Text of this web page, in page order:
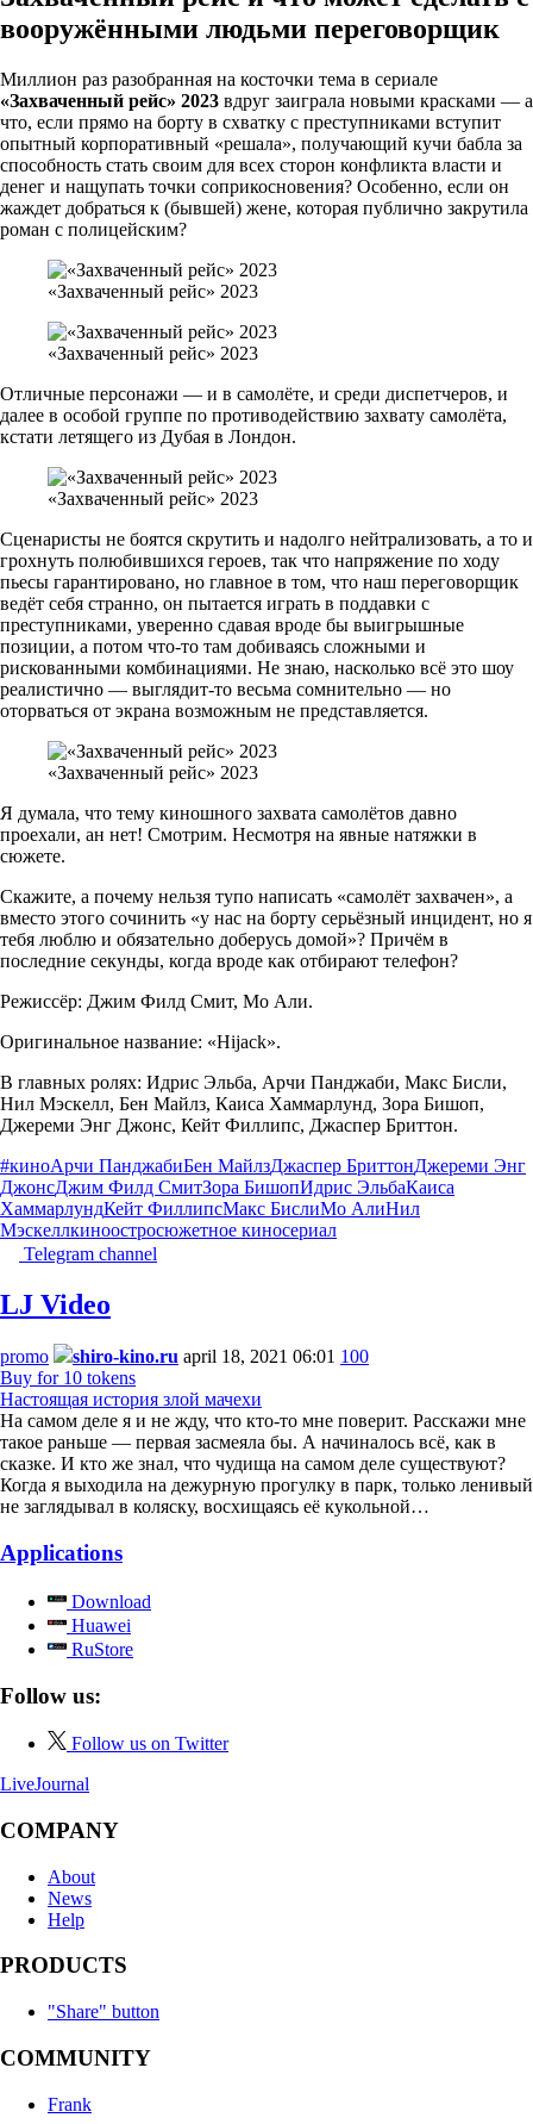
вооружёнными людьми переговорщик
Миллион раз разобранная на косточки тема в сериале
«Захваченный рейс» 2023 вдруг заиграла новыми красками — а
что, если прямо на борту в схватку с преступниками вступит
опытный корпоративный «решала», получающий кучи бабла за
способность стать своим для всех сторон конфликта власти и
денег и нащупать точки соприкосновения? Особенно, если он
жаждет добраться к (бывшей) жене, которая публично закрутила
роман с полицейским?
«Захваченный рейс» 2023
«Захваченный рейс» 2023
Отличные персонажи — и в самолёте, и среди диспетчеров, и
далее в особой группе по противодействию захвату самолёта,
кстати летящего из Дубая в Лондон.
«Захваченный рейс» 2023
Сценаристы не боятся скрутить и надолго нейтрализовать, а то и
грохнуть полюбившихся героев, так что напряжение по ходу
пьесы гарантировано, но главное в том, что наш переговорщик
ведёт себя странно, он пытается играть в поддавки с
преступниками, уверенно сдавая вроде бы выигрышные
позиции, а потом что-то там добиваясь сложными и
рискованными комбинациями. Не знаю, насколько всё это шоу
реалистично — выглядит-то весьма сомнительно — но
оторваться от экрана возможным не представляется.
«Захваченный рейс» 2023
Я думала, что тему киношного захвата самолётов давно
проехали, ан нет! Смотрим. Несмотря на явные натяжки в
сюжете.
Скажите, а почему нельзя тупо написать «самолёт захвачен», а
вместо этого сочинить «у нас на борту серьёзный инцидент, но я
тебя люблю и обязательно доберусь домой»? Причём в
последние секунды, когда вроде как отбирают телефон?
Режиссёр: Джим Филд Смит, Мо Али.
Оригинальное название: «Hijack».
В главных ролях: Идрис Эльба, Арчи Панджаби, Макс Бисли,
Нил Мэскелл, Бен Майлз, Каиса Хаммарлунд, Зора Бишоп,
Джереми Энг Джонс, Кейт Филлипс, Джаспер Бриттон.
#киноАрчи ПанджабиБен МайлзДжаспер БриттонДжереми Энг
ДжонсДжим Филд СмитЗора БишопИдрис ЭльбаКаиса
ХаммарлундКейт ФиллипсМакс БислиМо АлиНил
Мэскеллкиноостросюжетное киносериал
Telegram channel
LJ Video
promo shiro-kino.ru april 18, 2021 06:01 100
Buy for 10 tokens
Настоящая история злой мачехи
На самом деле я и не жду, что кто-то мне поверит. Расскажи мне
такое раньше — первая засмеяла бы. А начиналось всё, как в
сказке. И кто же знал, что чудища на самом деле существуют?
Когда я выходила на дежурную прогулку в парк, только ленивый
не заглядывал в коляску, восхищаясь её кукольной…
Applications
Download
Huawei
RuStore
Follow us:
Follow us on Twitter
LiveJournal
COMPANY
About
News
Help
PRODUCTS
"Share" button
COMMUNITY
Frank